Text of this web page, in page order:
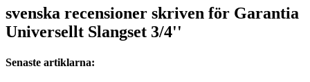
svenska recensioner skriven för Garantia
Universellt Slangset 3/4''
Senaste artiklarna: